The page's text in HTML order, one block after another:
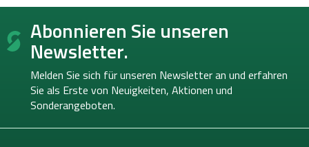
F
ß Abonnieren Sie unseren
Newsletter.
Melden Sie sich für unseren Newsletter an und erfahren
Sie als Erste von Neuigkeiten, Aktionen und
Sonderangeboten.